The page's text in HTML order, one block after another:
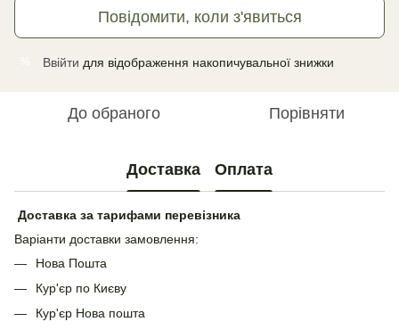
Повідомити, коли з'явиться
Ввійти для відображення накопичувальної знижки
До обраного Порівняти
Доставка Оплата
Доставка за тарифами перевізника
Варіанти доставки замовлення:
Нова Пошта
Кур'єр по Києву
Кур'єр Нова пошта